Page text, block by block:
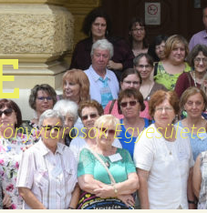
Egyesülete